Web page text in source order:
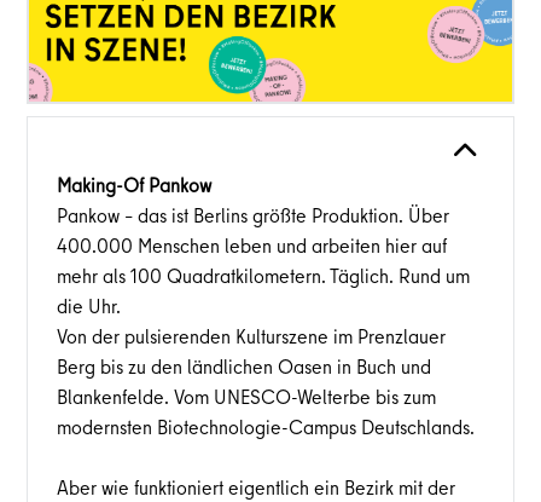
Making-Of Pankow
Pankow – das ist Berlins größte Produktion. Über
400.000 Menschen leben und arbeiten hier auf
mehr als 100 Quadratkilometern. Täglich. Rund um
die Uhr.
Von der pulsierenden Kulturszene im Prenzlauer
Berg bis zu den ländlichen Oasen in Buch und
Blankenfelde. Vom UNESCO-Welterbe bis zum
modernsten Biotechnologie-Campus Deutschlands.
Aber wie funktioniert eigentlich ein Bezirk mit der